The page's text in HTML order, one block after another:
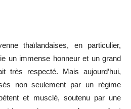
thaïlandaises, en particulier,
un immense honneur et un grand
très respecté. Mais aujourd’hui,
non seulement par un régime
et musclé, soutenu par une